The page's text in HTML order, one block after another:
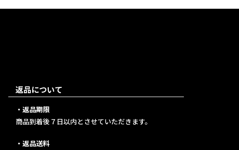
返品について
・返品期限
商品到着後７日以内とさせていただきます。
・返品送料